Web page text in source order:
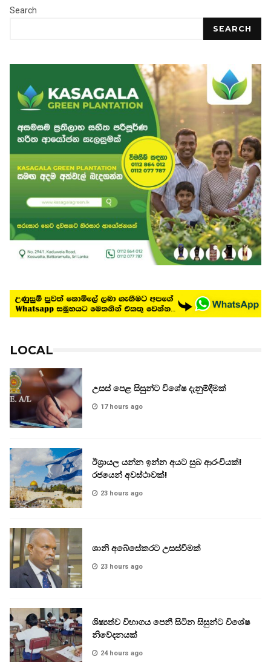
Search
SEARCH
LOCAL
උසස් පෙළ සිසුන්ට විශේෂ දැනුම්දීමක්
17 hours ago
ඊශ්‍රායල යන්න ඉන්න අයට සුබ ආරංචියක්!
‍රජයෙන් අවස්ථාවක්!
23 hours ago
ශානි අබේසේකරට උසස්වීමක්
23 hours ago
ශිෂ්‍යත්ව විභාගය පෙනී සිටින සිසුන්ට විශේෂ
නිවේදනයක්
24 hours ago